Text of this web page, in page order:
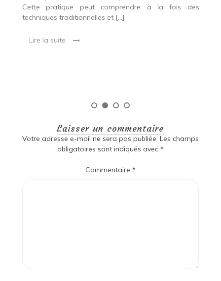
Cette pratique peut comprendre à la fois des
techniques traditionnelles et […]
Lire la suite
Laisser un commentaire
Votre adresse e-mail ne sera pas publiée. Les champs
obligatoires sont indiqués avec *
Commentaire *